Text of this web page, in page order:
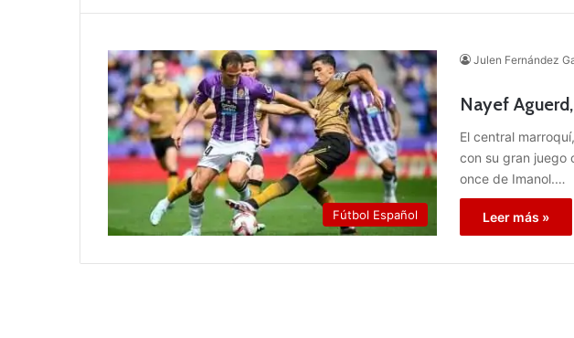
Fútbol Español
Julen Fernández
Nayef
El central
con su gran juego
once de Imanol.…
Leer más »